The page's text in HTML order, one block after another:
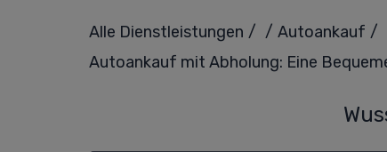
Alle Dienstleistungen / / Autoankauf /
Autoankauf mit Abholung: Eine